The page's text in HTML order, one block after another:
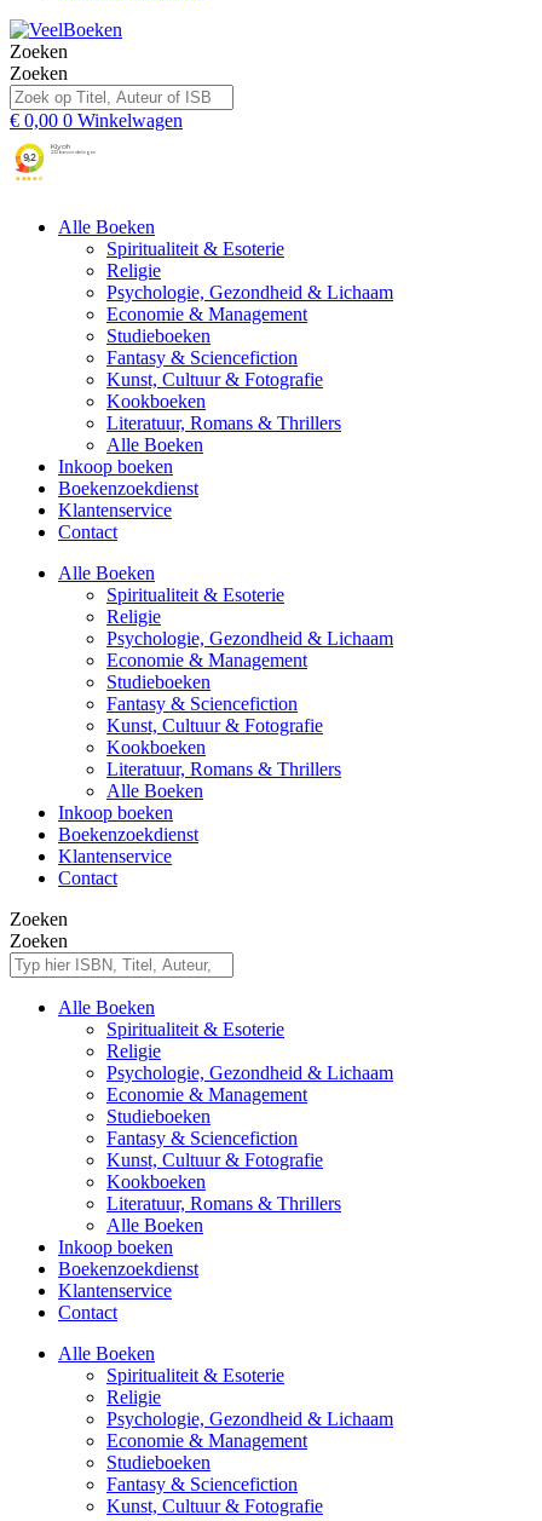
Zoeken
Zoeken
€ 0,00 0 Winkelwagen
Alle Boeken
Spiritualiteit & Esoterie
Religie
Psychologie, Gezondheid & Lichaam
Economie & Management
Studieboeken
Fantasy & Sciencefiction
Kunst, Cultuur & Fotografie
Kookboeken
Literatuur, Romans & Thrillers
Alle Boeken
Inkoop boeken
Boekenzoekdienst
Klantenservice
Contact
Alle Boeken
Spiritualiteit & Esoterie
Religie
Psychologie, Gezondheid & Lichaam
Economie & Management
Studieboeken
Fantasy & Sciencefiction
Kunst, Cultuur & Fotografie
Kookboeken
Literatuur, Romans & Thrillers
Alle Boeken
Inkoop boeken
Boekenzoekdienst
Klantenservice
Contact
Zoeken
Zoeken
Alle Boeken
Spiritualiteit & Esoterie
Religie
Psychologie, Gezondheid & Lichaam
Economie & Management
Studieboeken
Fantasy & Sciencefiction
Kunst, Cultuur & Fotografie
Kookboeken
Literatuur, Romans & Thrillers
Alle Boeken
Inkoop boeken
Boekenzoekdienst
Klantenservice
Contact
Alle Boeken
Spiritualiteit & Esoterie
Religie
Psychologie, Gezondheid & Lichaam
Economie & Management
Studieboeken
Fantasy & Sciencefiction
Kunst, Cultuur & Fotografie